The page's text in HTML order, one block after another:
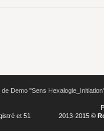
de Demo "Sens
et 51
2013-2015 ©